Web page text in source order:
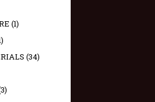
(1)
(34)